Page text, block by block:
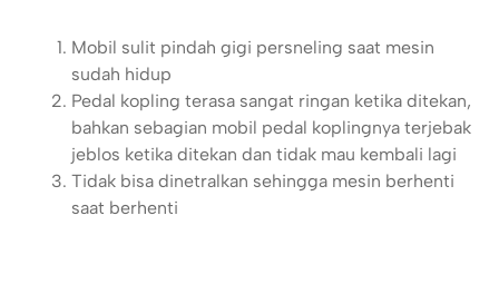
Mobil sulit pindah gigi persneling saat mesin
sudah hidup
Pedal kopling terasa sangat ringan ketika ditekan,
bahkan sebagian mobil pedal koplingnya terjebak
jeblos ketika ditekan dan tidak mau kembali lagi
Tidak bisa dinetralkan sehingga mesin berhenti
saat berhenti